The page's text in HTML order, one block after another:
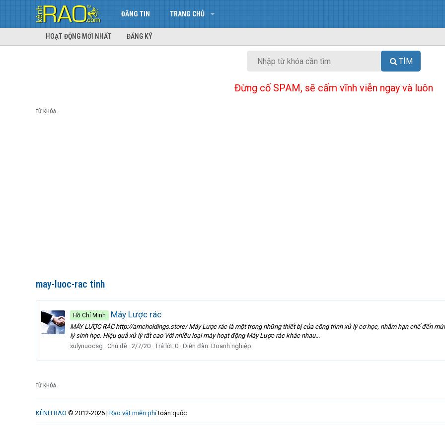
ĐĂNG TIN TRANG CHỦ
HOẠT ĐỘNG MỚI NHẤT ĐĂNG KÝ
TÌM
Đừng cố SPAM, sẽ cấm vĩnh viễn ngay và luôn
TỪ KHÓA
may-luoc-rac tinh
Hồ Chí Minh Máy Lược rác
MÁY LƯỢC RÁC http://amcholdings.store/ Máy Lược rác là một trong những thiết bị của công trình xử lý cơ học, nhằm hạn chế đến
lý sinh học. Hiệu quả xử lý rất cao Với nhiều loại máy hoạt động Máy Lược rác khác nhau...
xulynuocsg
Chủ đề 2/7/20 Trả lời: 0 Diễn đàn: Doanh nghiệp
TỪ KHÓA
KÊNH RAO © 2012-2026 | Rao vặt miễn phítoàn quốc